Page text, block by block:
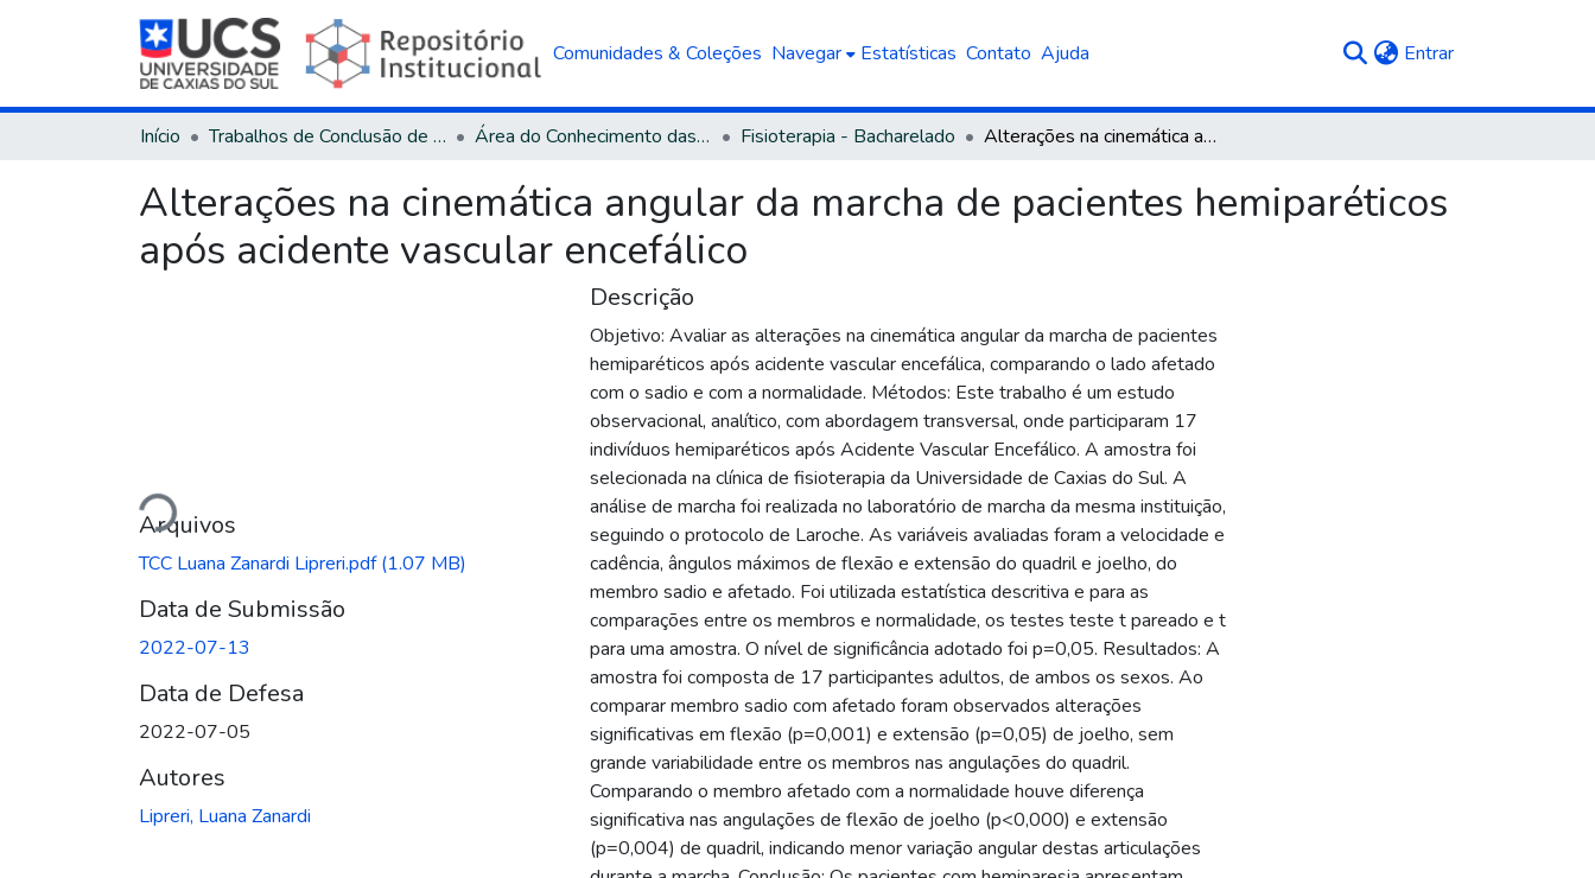
Comunidades & Coleções Navegar Estatísticas Contato Ajuda Entrar(current)
Início Trabalhos de Conclusão de Curso Área do Conhecimento das Ciências da Saúde Fisioterapia - Bacharelado Alterações na cinemática angular da marcha de pacientes hemiparéticos após acidente vascular encefálico
Alterações na cinemática angular da marcha de pacientes hemiparéticos
após acidente vascular encefálico
Carregando...
Arquivos
TCC Luana Zanardi Lipreri.pdf(1.07 MB)
Data de Submissão
2022-07-13
Data de Defesa
2022-07-05
Autores
Lipreri, Luana Zanardi
Descrição
Objetivo: Avaliar as alterações na cinemática angular da marcha de pacientes
hemiparéticos após acidente vascular encefálica, comparando o lado afetado
com o sadio e com a normalidade. Métodos: Este trabalho é um estudo
observacional, analítico, com abordagem transversal, onde participaram 17
indivíduos hemiparéticos após Acidente Vascular Encefálico. A amostra foi
selecionada na clínica de fisioterapia da Universidade de Caxias do Sul. A
análise de marcha foi realizada no laboratório de marcha da mesma instituição,
seguindo o protocolo de Laroche. As variáveis avaliadas foram a velocidade e
cadência, ângulos máximos de flexão e extensão do quadril e joelho, do
membro sadio e afetado. Foi utilizada estatística descritiva e para as
comparações entre os membros e normalidade, os testes teste t pareado e t
para uma amostra. O nível de significância adotado foi p=0,05. Resultados: A
amostra foi composta de 17 participantes adultos, de ambos os sexos. Ao
comparar membro sadio com afetado foram observados alterações
significativas em flexão (p=0,001) e extensão (p=0,05) de joelho, sem
grande variabilidade entre os membros nas angulações do quadril.
Comparando o membro afetado com a normalidade houve diferença
significativa nas angulações de flexão de joelho (p<0,000) e extensão
(p=0,004) de quadril, indicando menor variação angular destas articulações